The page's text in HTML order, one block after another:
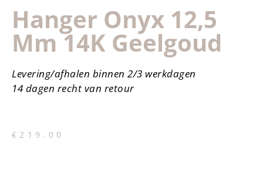
Hanger Onyx 12,5
Mm 14K Geelgoud
Levering/afhalen binnen 2/3 werkdagen
14 dagen recht van retour
€ 219.00